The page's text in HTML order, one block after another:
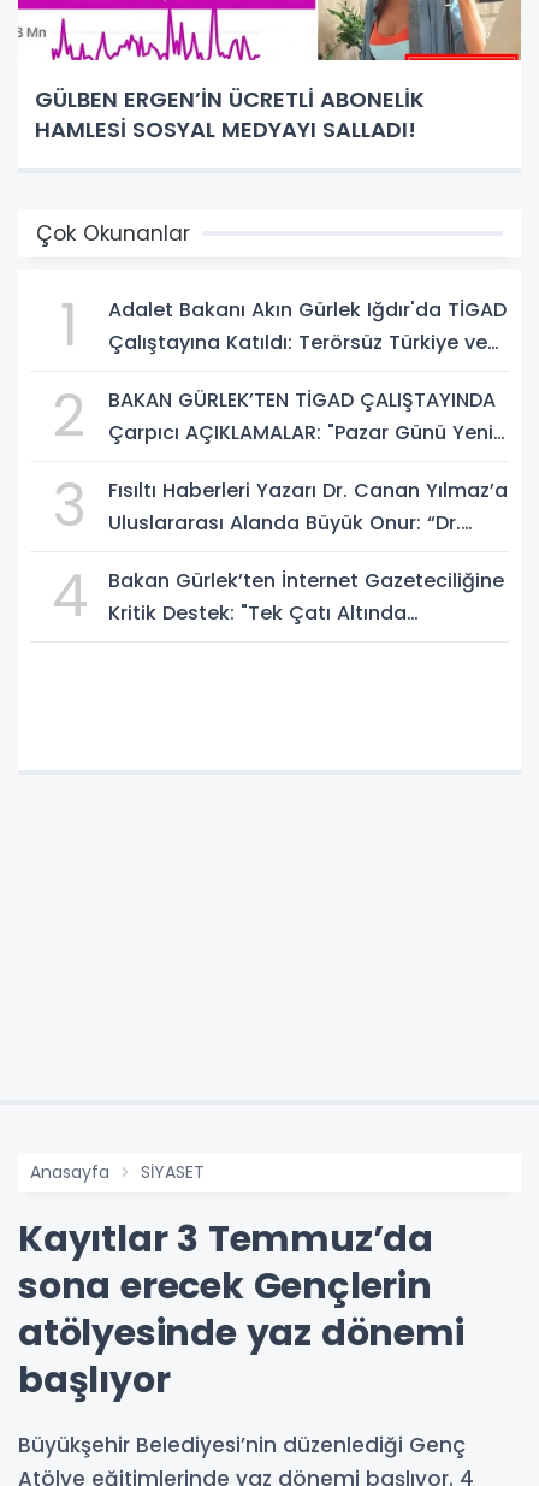
GÜLBEN ERGEN’İN ÜCRETLİ ABONELİK
HAMLESİ SOSYAL MEDYAYI SALLADI!
Çok Okunanlar
1
Adalet Bakanı Akın Gürlek Iğdır'da TİGAD
Çalıştayına Katıldı: Terörsüz Türkiye ve
2
BAKAN GÜRLEK’TEN TİGAD ÇALIŞTAYINDA
Çarpıcı AÇIKLAMALAR: "Pazar Günü Yeni
3
Fısıltı Haberleri Yazarı Dr. Canan Yılmaz’a
Uluslararası Alanda Büyük Onur: “Dr.
4
Bakan Gürlek’ten İnternet Gazeteciliğine
Kritik Destek: "Tek Çatı Altında
Anasayfa SİYASET
Kayıtlar 3 Temmuz’da
sona erecek Gençlerin
atölyesinde yaz dönemi
başlıyor
Büyükşehir Belediyesi’nin düzenlediği Genç
Atölye eğitimlerinde yaz dönemi başlıyor. 4